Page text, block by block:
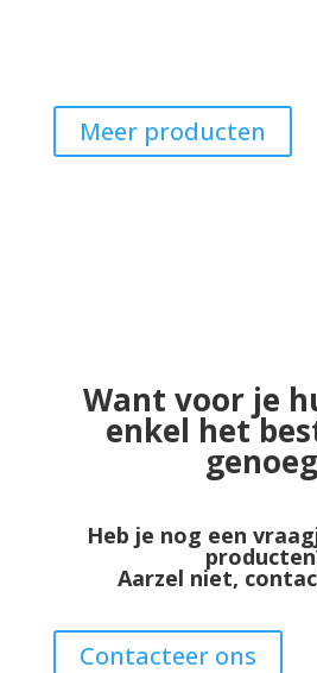
Meer producten
Want voor je
enkel het
Heb je nog een
Aarzel niet,
Contacteer ons